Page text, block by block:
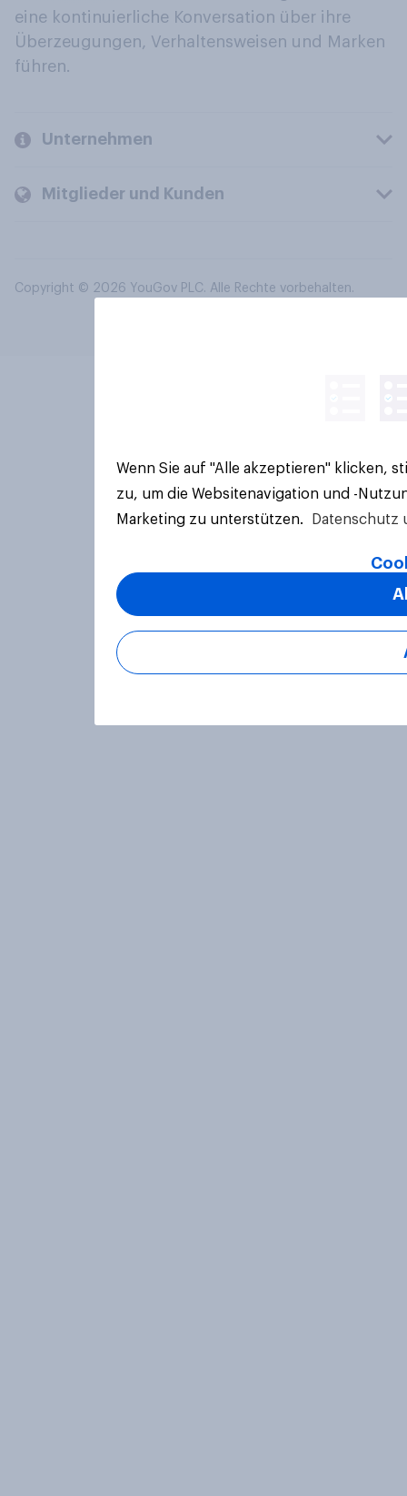
eine kontinuierliche Konversation über ihre
Überzeugungen, Verhaltensweisen und Marken
führen.
Unternehmen
Mitglieder und Kunden
Copyright © 2026 YouGov PLC. Alle Rechte vorbehalten.
Wenn Sie auf "Alle akzeptieren" klicken,
zu, um die Websitenavigation und -
Marketing zu unterstützen.
Datenschutz